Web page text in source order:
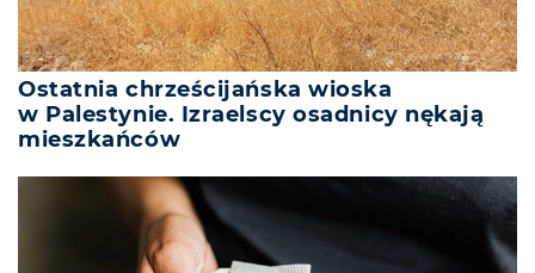
Ostatnia chrześcijańska wioska
w Palestynie. Izraelscy osadnicy nękają
mieszkańców